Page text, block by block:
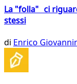
La "folla" ci
stessi
di Enrico